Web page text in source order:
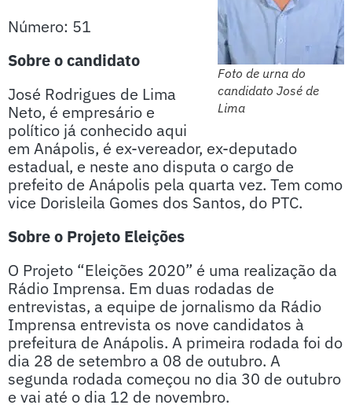
Foto de urna do
candidato José de
Lima
Número: 51
Sobre o candidato
José Rodrigues de Lima
Neto, é empresário e
político já conhecido aqui
em Anápolis, é ex-vereador, ex-deputado
estadual, e neste ano disputa o cargo de
prefeito de Anápolis pela quarta vez. Tem como
vice Dorisleila Gomes dos Santos, do PTC.
Sobre o Projeto Eleições
O Projeto “Eleições 2020” é uma realização da
Rádio Imprensa. Em duas rodadas de
entrevistas, a equipe de jornalismo da Rádio
Imprensa entrevista os nove candidatos à
prefeitura de Anápolis. A primeira rodada foi do
dia 28 de setembro a 08 de outubro. A
segunda rodada começou no dia 30 de outubro
e vai até o dia 12 de novembro.